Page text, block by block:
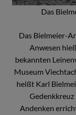
Das
Das Bielmeier-
Anwesen
bekannten
Museum
heißt Karl
Andenken